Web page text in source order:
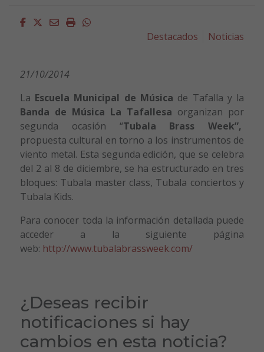
Facebook
Twitter
EmailImprimirWhatsapp
Destacados
Noticias
21/10/2014
La Escuela Municipal de Música de Tafalla y la
Banda de Música La Tafallesa organizan por
segunda ocasión “Tubala Brass Week”,
propuesta cultural en torno a los instrumentos de
viento metal. Esta segunda edición, que se celebra
del 2 al 8 de diciembre, se ha estructurado en tres
bloques: Tubala master class, Tubala conciertos y
Tubala Kids.
Para conocer toda la información detallada puede
acceder a la siguiente página
web: http://www.tubalabrassweek.com/
¿Deseas recibir
notificaciones si hay
cambios en esta noticia?